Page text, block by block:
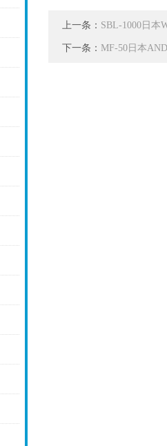
上一条： SBL-1000日本
下一条： MF-50日本